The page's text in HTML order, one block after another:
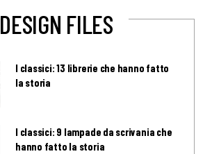
DESIGN FILES
I classici: 13 librerie che hanno fatto
la storia
I classici: 9 lampade da scrivania che
hanno fatto la storia